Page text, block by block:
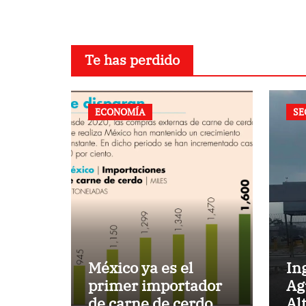
Te has perdido
ECONOMÍA
México ya es el
primer importador